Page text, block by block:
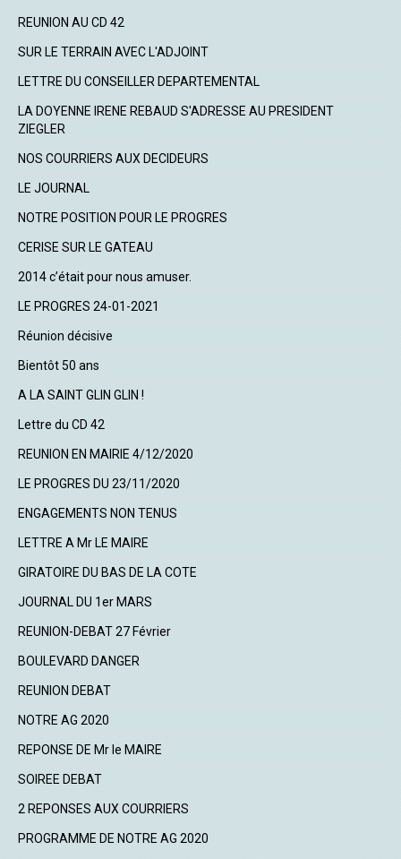
REUNION AU CD 42
SUR LE TERRAIN AVEC L'ADJOINT
LETTRE DU CONSEILLER DEPARTEMENTAL
LA DOYENNE IRENE REBAUD S'ADRESSE AU PRESIDENT
ZIEGLER
NOS COURRIERS AUX DECIDEURS
LE JOURNAL
NOTRE POSITION POUR LE PROGRES
CERISE SUR LE GATEAU
2014 c’était pour nous amuser.
LE PROGRES 24-01-2021
Réunion décisive
Bientôt 50 ans
A LA SAINT GLIN GLIN !
Lettre du CD 42
REUNION EN MAIRIE 4/12/2020
LE PROGRES DU 23/11/2020
ENGAGEMENTS NON TENUS
LETTRE A Mr LE MAIRE
GIRATOIRE DU BAS DE LA COTE
JOURNAL DU 1er MARS
REUNION-DEBAT 27 Février
BOULEVARD DANGER
REUNION DEBAT
NOTRE AG 2020
REPONSE DE Mr le MAIRE
SOIREE DEBAT
2 REPONSES AUX COURRIERS
PROGRAMME DE NOTRE AG 2020